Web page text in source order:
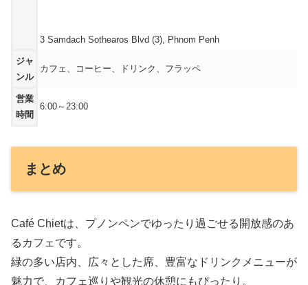
3 Samdach Sothearos Blvd (3), Phnom Penh
ジャ
ンル
カフェ、コーヒー、ドリンク、フラッペ
営業
時間
6:00～23:00
まとめ
Café Chietは、プノンペンでゆったり過ごせる開放感のあ
るカフェです。
緑の多い店内、広々とした席、豊富なドリンクメニューが
魅力で、カフェ巡りや観光の休憩にもぴったり。